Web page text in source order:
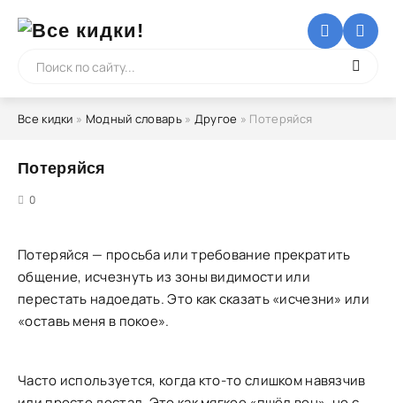
Все кидки » Модный словарь» Другое » Потеряйся
Потеряйся
0
Потеряйся — просьба или требование прекратить
общение, исчезнуть из зоны видимости или
перестать надоедать. Это как сказать «исчезни» или
«оставь меня в покое».
Часто используется, когда кто-то слишком навязчив